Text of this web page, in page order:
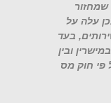
שמחזור
לאחר מכן עלה על
בעד
ובין
פי חוק מס